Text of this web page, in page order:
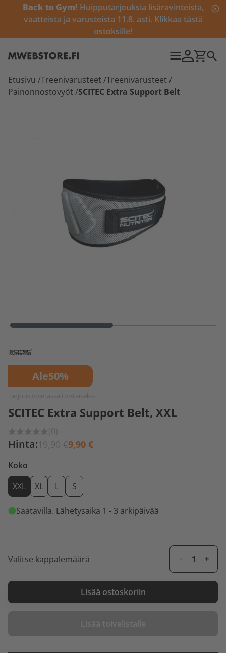
Back to Gym! Huipputarjouksia lisäravinteista,
vaatteista ja varusteista 11.8. asti. Klikkaa tästä
ostoksille!
Etusivu /Treenivarusteet /Treenivarusteet /
Painonnostovyöt /SCITEC Extra Support Belt
Ale50%
Tarjous voimassa toistaiseksi
SCITEC Extra Support Belt, XXL
(0)
Hinta:19,90 €9,90 €
Koko
XXL
XL L S
Saatavilla. Lähetysaika 1 - 3 arkipäivää
Valitse kappalemäärä
Lisää ostoskoriin
Lisää toivelistalle